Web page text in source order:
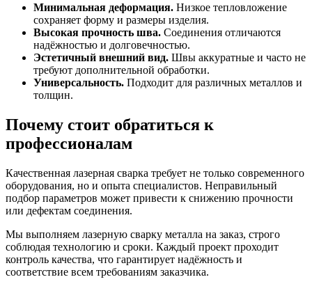
Минимальная деформация. Низкое тепловложение
сохраняет форму и размеры изделия.
Высокая прочность шва. Соединения отличаются
надёжностью и долговечностью.
Эстетичный внешний вид. Швы аккуратные и часто не
требуют дополнительной обработки.
Универсальность. Подходит для различных металлов и
толщин.
Почему стоит обратиться к
профессионалам
Качественная лазерная сварка требует не только современного
оборудования, но и опыта специалистов. Неправильный
подбор параметров может привести к снижению прочности
или дефектам соединения.
Мы выполняем лазерную сварку металла на заказ, строго
соблюдая технологию и сроки. Каждый проект проходит
контроль качества, что гарантирует надёжность и
соответствие всем требованиям заказчика.